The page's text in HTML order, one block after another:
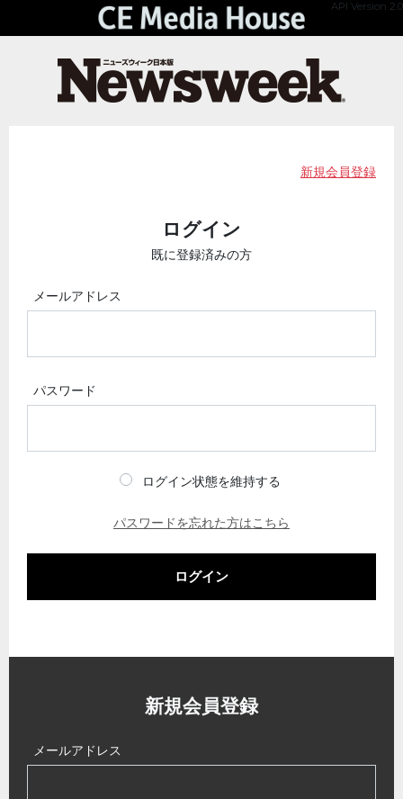
API Version 2.0
新規会員登録
ログイン
既に登録済みの方
メールアドレス
パスワード
ログイン状態を維持する
パスワードを忘れた方はこちら
ログイン
新規会員登録
メールアドレス